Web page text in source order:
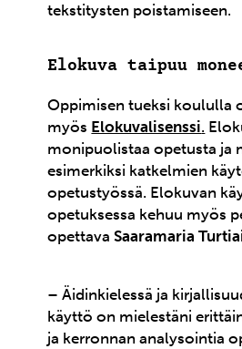
tekstitysten poistamiseen.
Elokuva taipuu
Oppimisen tueksi koululla
myös Elokuvalisenssi.
monipuolistaa opetusta ja
esimerkiksi katkelmien
opetustyössä. Elokuvan
opetuksessa kehuu myös
opettavaSaaramaria
– Äidinkielessä ja
käyttö on mielestäni
ja kerronnan analysointia